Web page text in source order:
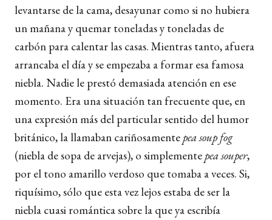
levantarse de la cama, desayunar como si no hubiera
un mañana y quemar toneladas y toneladas de
carbón para calentar las casas. Mientras tanto, afuera
arrancaba el día y se empezaba a formar esa famosa
niebla. Nadie le prestó demasiada atención en ese
momento. Era una situación tan frecuente que, en
una expresión más del particular sentido del humor
británico, la llamaban cariñosamentepea soup fog
(niebla de sopa de arvejas), o simplementepea souper,
por el tono amarillo verdoso que tomaba a veces. Si,
riquísimo, sólo que esta vez lejos estaba de ser la
niebla cuasi romántica sobre la que ya escribía